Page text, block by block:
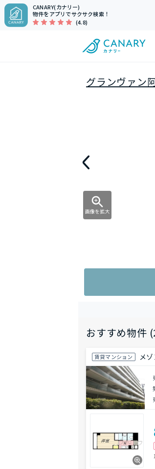
CANARY(カナリー)
物件をアプリでサクサク検索！
(4.8)
グランヴァン
画像を拡大
おすすめ物件
賃貸マンション メ